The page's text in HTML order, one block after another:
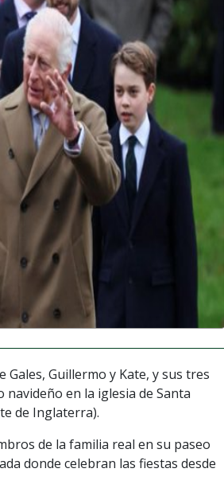
Gales, Guillermo y Kate, y sus tres
en la iglesia de Santa
de Inglaterra).
de la familia real en su paseo
donde celebran las fiestas desde